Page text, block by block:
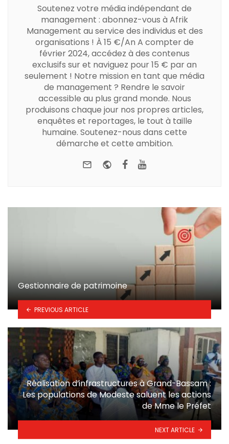
Soutenez votre média indépendant de
management : abonnez-vous à Afrik
Management au service des individus et des
organisations ! À 15 €/An A compter de
février 2024, accédez à des contenus
exclusifs sur et naviguez pour 15 € par an
seulement ! Notre mission en tant que média
de management ? Rendre le savoir
accessible au plus grand monde. Nous
produisons chaque jour nos propres articles,
enquêtes et reportages, le tout à taille
humaine. Soutenez-nous dans cette
démarche et cette ambition.
e-mailWebsiteFacebook
Gestionnaire de patrimoine
PREVIOUS ARTICLE
Réalisation d’infrastructures à Grand-Bassam :
Les populations de Modeste saluent les actions
de Mme le Préfet
NEXT ARTICLE